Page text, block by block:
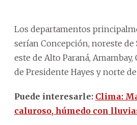
Los departamentos
serían Concepción, noreste de
este de Alto Paraná,
de Presidente Hayes y norte
Puede interesarle: Clima:
caluroso, húmedo con